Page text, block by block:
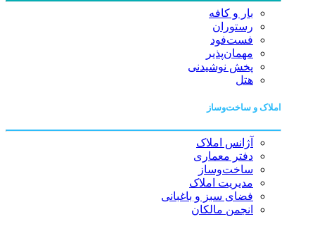
بار و کافه
رستوران
فست‌فود
مهمان‌پذیر
پخش نوشیدنی
هتل
املاک و ساخت‌وساز
آژانس املاک
دفتر معماری
ساخت‌وساز
مدیریت املاک
فضای سبز و باغبانی
انجمن مالکان